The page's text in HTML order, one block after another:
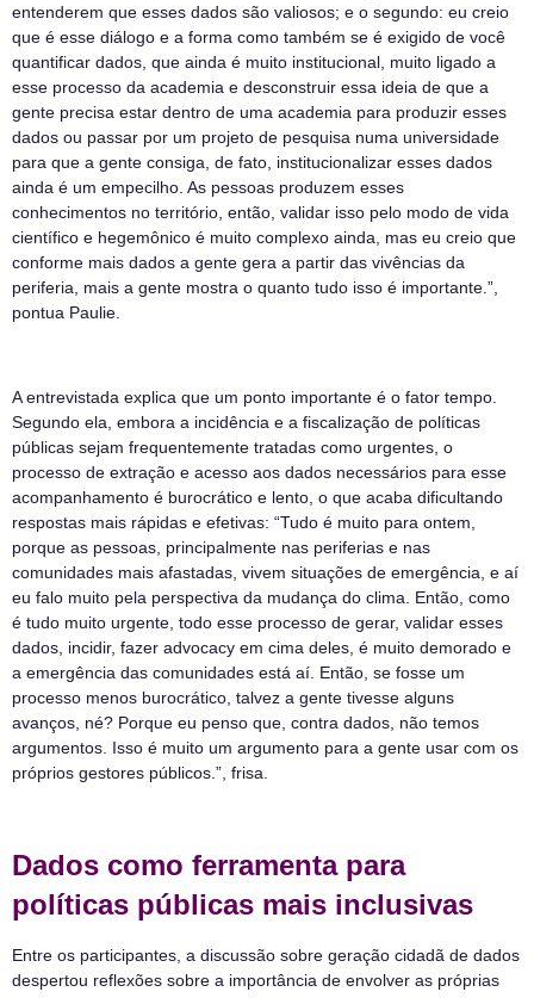
entenderem que esses dados são valiosos; e o segundo: eu creio
que é esse diálogo e a forma como também se é exigido de você
quantificar dados, que ainda é muito institucional, muito ligado a
esse processo da academia e desconstruir essa ideia de que a
gente precisa estar dentro de uma academia para produzir esses
dados ou passar por um projeto de pesquisa numa universidade
para que a gente consiga, de fato, institucionalizar esses dados
ainda é um empecilho. As pessoas produzem esses
conhecimentos no território, então, validar isso pelo modo de vida
científico e hegemônico é muito complexo ainda, mas eu creio que
conforme mais dados a gente gera a partir das vivências da
periferia, mais a gente mostra o quanto tudo isso é importante.”,
pontua Paulie.
A entrevistada explica que um ponto importante é o fator tempo.
Segundo ela, embora a incidência e a fiscalização de políticas
públicas sejam frequentemente tratadas como urgentes, o
processo de extração e acesso aos dados necessários para esse
acompanhamento é burocrático e lento, o que acaba dificultando
respostas mais rápidas e efetivas: “Tudo é muito para ontem,
porque as pessoas, principalmente nas periferias e nas
comunidades mais afastadas, vivem situações de emergência, e aí
eu falo muito pela perspectiva da mudança do clima. Então, como
é tudo muito urgente, todo esse processo de gerar, validar esses
dados, incidir, fazer advocacy em cima deles, é muito demorado e
a emergência das comunidades está aí. Então, se fosse um
processo menos burocrático, talvez a gente tivesse alguns
avanços, né? Porque eu penso que, contra dados, não temos
argumentos. Isso é muito um argumento para a gente usar com os
próprios gestores públicos.”, frisa.
Dados como ferramenta para
políticas públicas mais inclusivas
Entre os participantes, a discussão sobre geração cidadã de dados
despertou reflexões sobre a importância de envolver as próprias